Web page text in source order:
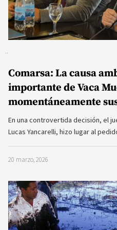
Comarsa: La causa
importante de Vaca
momentáneamente
En una controvertida decisión, el
Lucas Yancarelli, hizo lugar al
20 marzo, 2026